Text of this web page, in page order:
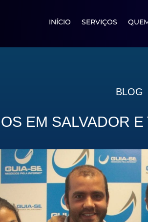
INÍCIO SERVIÇOS
BLOG
EM SALVADOR